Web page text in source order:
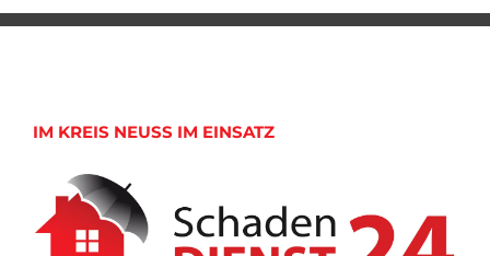
IM KREIS NEUSS IM EINSATZ